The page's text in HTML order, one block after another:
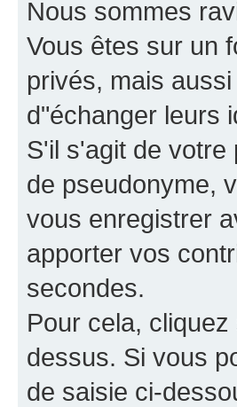
Nous sommes
Vous êtes sur un
privés, mais
d"échanger leurs
S'il s'agit de
de pseudonyme,
vous enregistrer
apporter vos
secondes.
Pour cela,
dessus. Si vous
de saisie ci-